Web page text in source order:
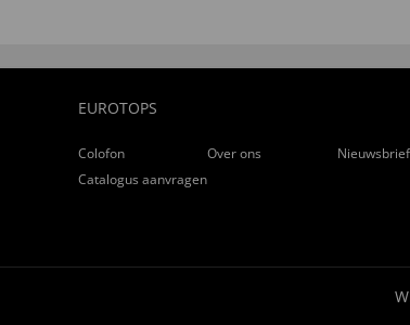
EUROTOPS
Colofon Over ons
Nieuwsbrief
Catalogus aanvragen